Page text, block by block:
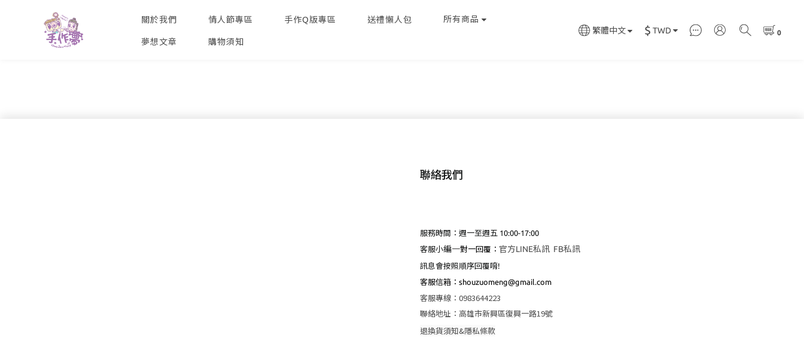
關於我們 情人節專區 手作Q版專區 送禮懶人包 所有商品
夢想文章 購物須知
繁體中文 $ TWD
聯絡我們
服務時間：週一至週五 10:00-17:00
客服小編一對一回覆： 官方LINE私訊 FB私訊
訊息會按照順序回覆唷!
客服信箱：shouzuomeng@gmail.com
客服專線 ： 0983644223
聯絡地址 ： 高雄市新興區復興一路19號
退換貨須知&隱私條款